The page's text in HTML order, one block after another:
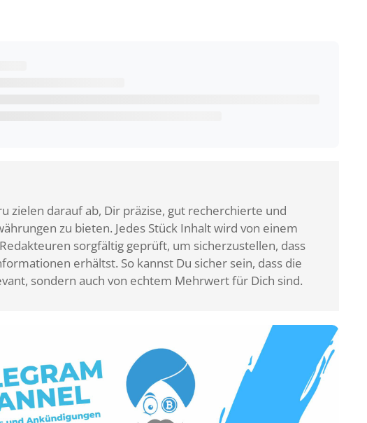
zielen darauf ab, Dir präzise, gut recherchierte und
zu bieten. Jedes Stück Inhalt wird von einem
sorgfältig geprüft, um sicherzustellen, dass
erhältst. So kannst Du sicher sein, dass die
sondern auch von echtem Mehrwert für Dich sind.